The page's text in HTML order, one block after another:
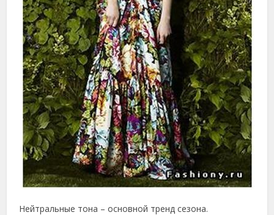
Нейтральные тона – основной тренд сезона.